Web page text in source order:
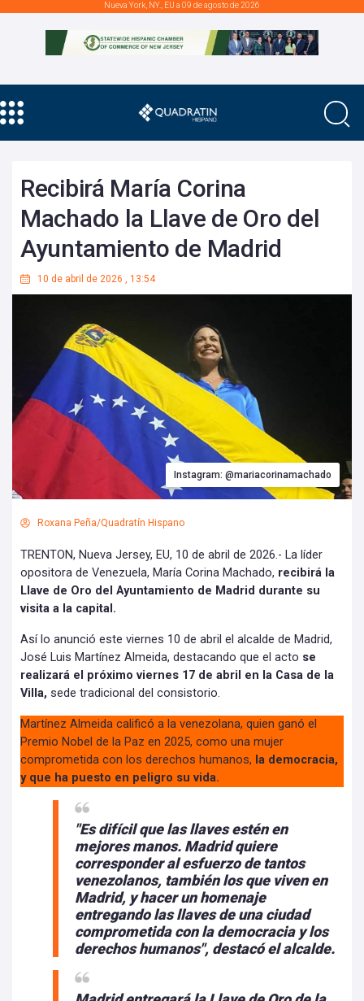
Nueva York, NY., EU a 09 de agosto de 2026
Recibirá María Corina
Machado la Llave de Oro del
Ayuntamiento de Madrid
10 de abril de 2026 , 13:54
Instagram: @mariacorinamachado
Roxana Peña/Quadratín Hispano
TRENTON, Nueva Jersey, EU, 10 de abril de 2026.- La líder
opositora de Venezuela, María Corina Machado, recibirá la
Llave de Oro del Ayuntamiento de Madrid durante su
visita a la capital.
Así lo anunció este viernes 10 de abril el alcalde de Madrid,
José Luis Martínez Almeida, destacando que el acto se
realizará el próximo viernes 17 de abril en la Casa de la
Villa, sede tradicional del consistorio.
Martínez Almeida calificó a la venezolana, quien ganó el
Premio Nobel de la Paz en 2025, como una mujer
comprometida con los derechos humanos, la democracia,
y que ha puesto en peligro su vida.
"Es difícil que las llaves estén en
mejores manos. Madrid quiere
corresponder al esfuerzo de tantos
venezolanos, también los que viven en
Madrid, y hacer un homenaje
entregando las llaves de una ciudad
comprometida con la democracia y los
derechos humanos", destacó el alcalde.